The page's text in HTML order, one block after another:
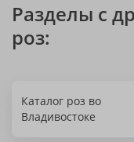
Разделы с
роз:
Каталог роз во
Владивостоке